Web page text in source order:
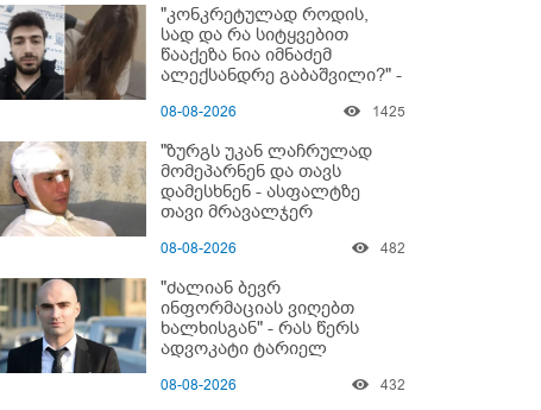
ავალიანის დედა "სქრინს"
აქვეყნებს
"კონკრეტულად როდის,
სად და რა სიტყვებით
წააქეზა ნია იმნაძემ
ალექსანდრე გაბაშვილი?" -
ნია იმნაძის ბებია?
08-08-2026 1425
"ზურგს უკან ლაჩრულად
მომეპარნენ და თავს
დამესხნენ - ასფალტზე
თავი მრავალჯერ
ჰყვება კურიერი, რომელსაც
სასტიკად გაუსწორდნენ?
08-08-2026 482
"ძალიან ბევრ
ინფორმაციას ვიღებთ
ხალხისგან" - რას წერს
ადვოკატი ტარიელ
08-08-2026 432